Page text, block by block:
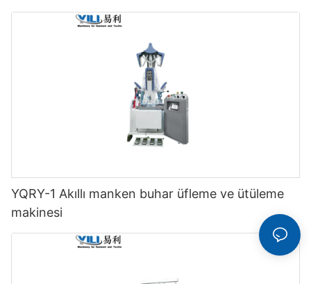
YQRY-1 Akıllı manken buhar üfleme ve ütüleme
makinesi